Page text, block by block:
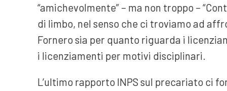
“amichevolmente” – ma non troppo –
di limbo, nel senso che ci troviamo ad
Fornero sia per quanto riguarda i
i licenziamenti per motivi disciplinari.
L’ultimo rapporto INPS sul precariato ci